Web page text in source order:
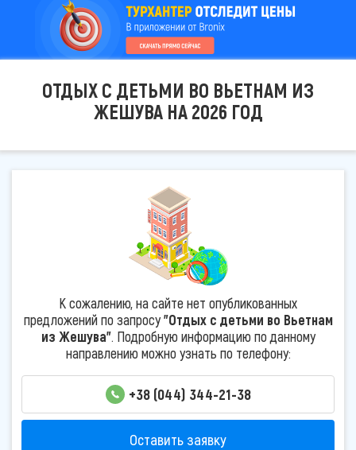
ОТДЫХ С ДЕТЬМИ ВО ВЬЕТНАМ ИЗ
ЖЕШУВА НА 2026 ГОД
К сожалению, на сайте нет опубликованных
предложений по запросу"Отдых с детьми во Вьетнам
из Жешува". Подробную информацию по данному
направлению можно узнать по телефону:
+38 (044) 344-21-38
Оставить заявку